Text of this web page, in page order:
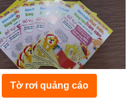
Tờ rơi quảng cáo